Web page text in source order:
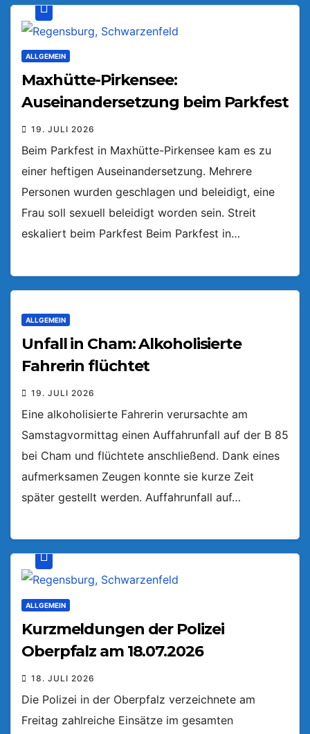
ALLGEMEIN
Maxhütte-Pirkensee:
Auseinandersetzung beim Parkfest
19. JULI 2026
Beim Parkfest in Maxhütte-Pirkensee kam es zu
einer heftigen Auseinandersetzung. Mehrere
Personen wurden geschlagen und beleidigt, eine
Frau soll sexuell beleidigt worden sein. Streit
eskaliert beim Parkfest Beim Parkfest in…
ALLGEMEIN
Unfall in Cham: Alkoholisierte
Fahrerin flüchtet
19. JULI 2026
Eine alkoholisierte Fahrerin verursachte am
Samstagvormittag einen Auffahrunfall auf der B 85
bei Cham und flüchtete anschließend. Dank eines
aufmerksamen Zeugen konnte sie kurze Zeit
später gestellt werden. Auffahrunfall auf…
ALLGEMEIN
Kurzmeldungen der Polizei
Oberpfalz am 18.07.2026
18. JULI 2026
Die Polizei in der Oberpfalz verzeichnete am
Freitag zahlreiche Einsätze im gesamten